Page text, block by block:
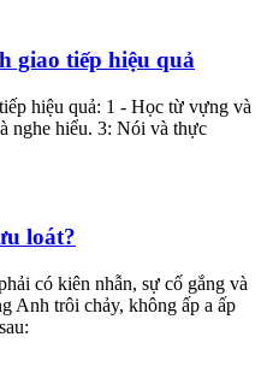
giao tiếp hiệu quả
hiệu quả: 1 - Học từ vựng và
nghe hiểu. 3: Nói và thực
loát?
có kiên nhẫn, sự cố gắng và
Anh trôi chảy, không ấp a ấp